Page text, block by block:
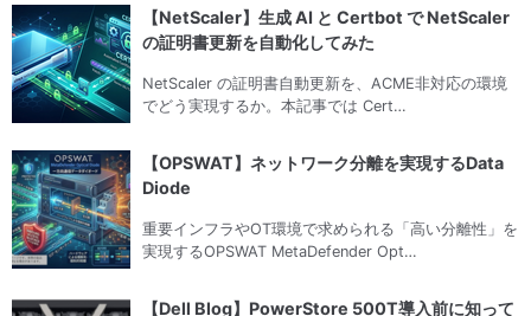
【NetScaler】生成 AI と Certbot で NetScaler
の証明書更新を自動化してみた
NetScaler の証明書自動更新を、ACME非対応の環境
でどう実現するか。本記事では Cert…
【OPSWAT】ネットワーク分離を実現するData
Diode
重要インフラやOT環境で求められる「高い分離性」を
実現するOPSWAT MetaDefender Opt…
【Dell Blog】PowerStore 500T導入前に知って